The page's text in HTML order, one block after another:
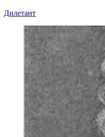
Дилетант